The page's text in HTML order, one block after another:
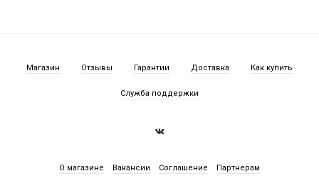
Магазин Отзывы Гарантии Доставка Как купить
Служба поддержки
О магазине Вакансии Соглашение Партнерам